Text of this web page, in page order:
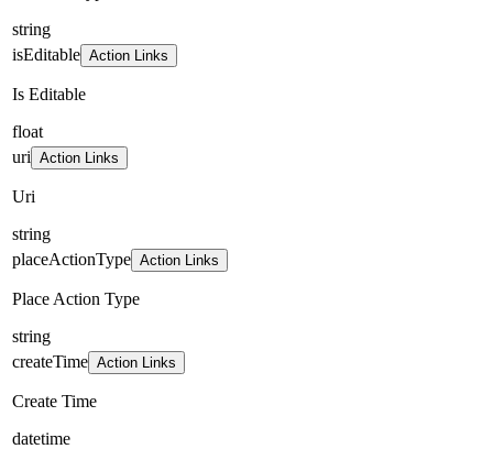
string
isEditable Action Links
Is Editable
float
uri Action Links
Uri
string
placeActionType Action Links
Place Action Type
string
createTime Action Links
Create Time
datetime